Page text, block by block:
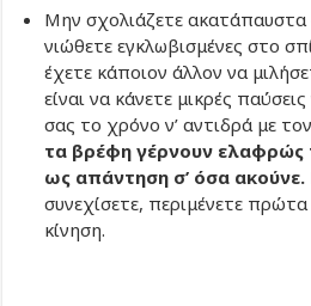
Μην σχολιάζετε ακατάπαυστα
νιώθετε εγκλωβισμένες στο
έχετε κάποιον άλλον να
είναι να κάνετε μικρές
σας το χρόνο ν’ αντιδρά με
τα βρέφη γέρνουν ελαφρώς
ως απάντηση σ’ όσα ακούνε.
συνεχίσετε, περιμένετε
κίνηση.